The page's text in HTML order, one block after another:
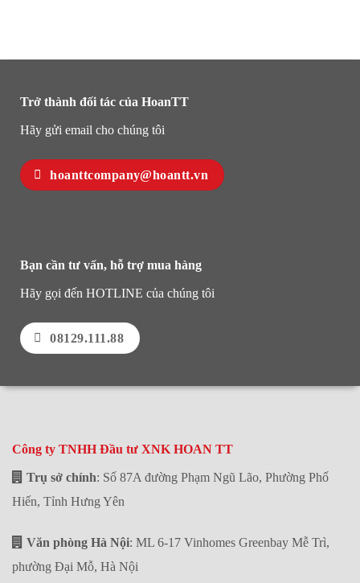
Trở thành đối tác của HoanTT
Hãy gửi email cho chúng tôi
hoanttcompany@hoantt.vn
Bạn cần tư vấn, hỗ trợ mua hàng
Hãy gọi đến HOTLINE của chúng tôi
08129.111.88
Công ty TNHH Đầu tư XNK HOAN TT
Trụ sở chính: Số 87A đường Phạm Ngũ Lão, Phường Phố
Hiến, Tỉnh Hưng Yên
Văn phòng Hà Nội: ML 6-17 Vinhomes Greenbay Mễ Trì,
phường Đại Mỗ, Hà Nội